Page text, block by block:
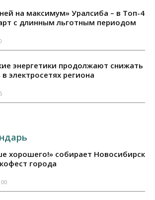
на максимум» Уралсиба – в Топ-4
с длинным льготным периодом
энергетики продолжают снижать
электросетях региона
хорошего!» собирает Новосибирск
города